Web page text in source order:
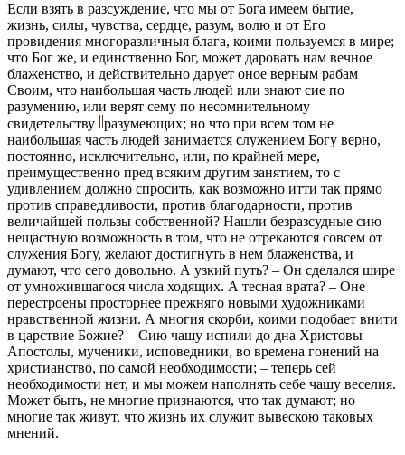
Если взять в разсуждение, что мы от Бога имеем бытие,
жизнь, силы, чувства, сердце, разум, волю и от Его
провидения многоразличныя блага, коими пользуемся в мире;
что Бог же, и единственно Бог, может даровать нам вечное
блаженство, и действительно дарует оное верным рабам
Своим, что наибольшая часть людей или знают сие по
разумению, или верят сему по несомнительному
свидетельству разумеющих; но что при всем том не
наибольшая часть людей занимается служением Богу верно,
постоянно, исключительно, или, по крайней мере,
преимущественно пред всяким другим занятием, то с
удивлением должно спросить, как возможно итти так прямо
против справедливости, против благодарности, против
величайшей пользы собственной? Нашли безразсудные сию
нещастную возможность в том, что не отрекаются совсем от
служения Богу, желают достигнуть в нем блаженства, и
думают, что сего довольно. А узкий путь? – Он сделался шире
от умножившагося числа ходящих. А тесная врата? – Оне
перестроены просторнее прежняго новыми художниками
нравственной жизни. А многия скорби, коими подобает внити
в царствие Божие? – Сию чашу испили до дна Христовы
Апостолы, мученики, исповедники, во времена гонений на
христианство, по самой необходимости; – теперь сей
необходимости нет, и мы можем наполнять себе чашу веселия.
Может быть, не многие признаются, что так думают; но
многие так живут, что жизнь их служит вывескою таковых
мнений.